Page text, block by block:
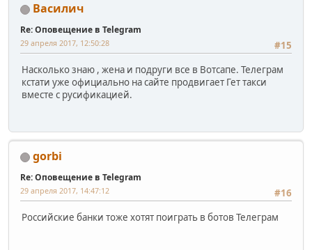
Василич
Re: Оповещение в Telegram
#15
29 апреля 2017, 12:50:28
Насколько знаю , жена и подруги все в Вотсапе. Телеграм
кстати уже официально на сайте продвигает Гет такси
вместе с русификацией.
gorbi
Re: Оповещение в Telegram
#16
29 апреля 2017, 14:47:12
Российские банки тоже хотят поиграть в ботов Телеграм